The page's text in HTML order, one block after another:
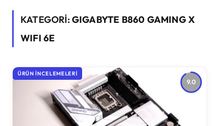
KATEGORİ:GIGABYTE B860 GAMING X
WIFI 6E
9.0
ÜRÜN İNCELEMELERI